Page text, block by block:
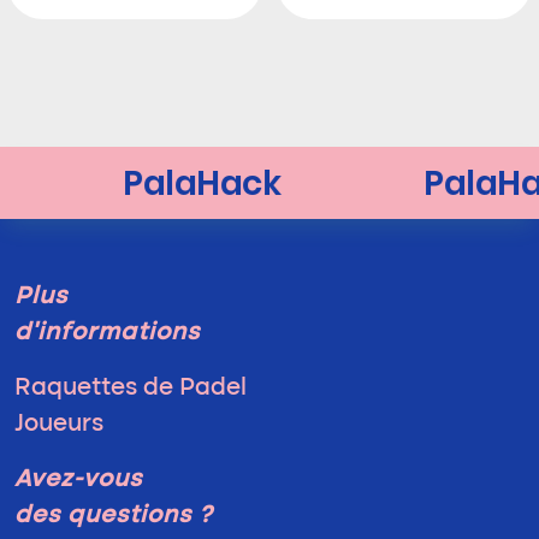
Plus
d'informations
Raquettes de Padel
Joueurs
Avez-vous
des questions ?